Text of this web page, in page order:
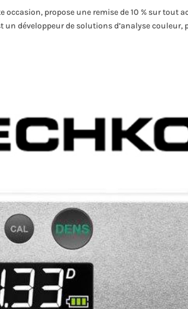
occasion, propose une remise de 10 % sur tout
un développeur de solutions d’analyse